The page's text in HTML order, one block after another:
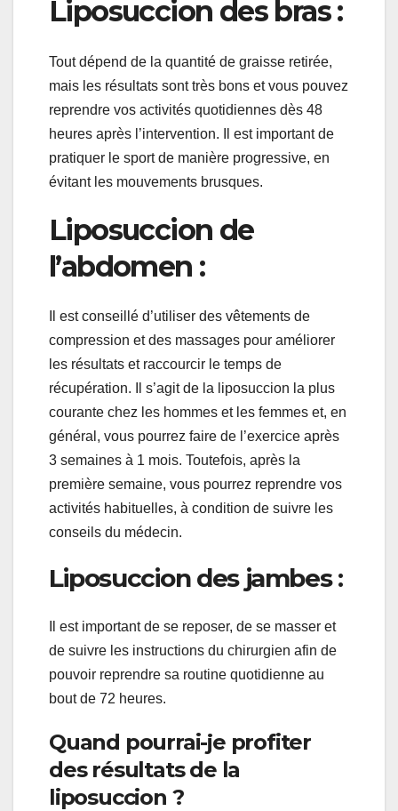
Liposuccion des bras :
Tout dépend de la quantité de graisse retirée,
mais les résultats sont très bons et vous pouvez
reprendre vos activités quotidiennes dès 48
heures après l’intervention. Il est important de
pratiquer le sport de manière progressive, en
évitant les mouvements brusques.
Liposuccion de
l’abdomen :
Il est conseillé d’utiliser des vêtements de
compression et des massages pour améliorer
les résultats et raccourcir le temps de
récupération. Il s’agit de la liposuccion la plus
courante chez les hommes et les femmes et, en
général, vous pourrez faire de l’exercice après
3 semaines à 1 mois. Toutefois, après la
première semaine, vous pourrez reprendre vos
activités habituelles, à condition de suivre les
conseils du médecin.
Liposuccion des jambes :
Il est important de se reposer, de se masser et
de suivre les instructions du chirurgien afin de
pouvoir reprendre sa routine quotidienne au
bout de 72 heures.
Quand pourrai-je profiter
des résultats de la
liposuccion ?